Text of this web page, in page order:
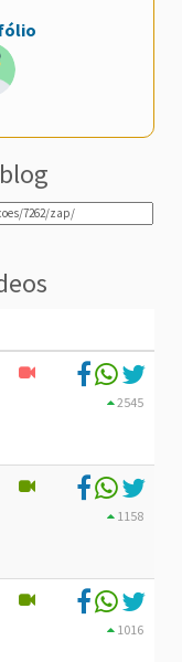
2545
1158
1016